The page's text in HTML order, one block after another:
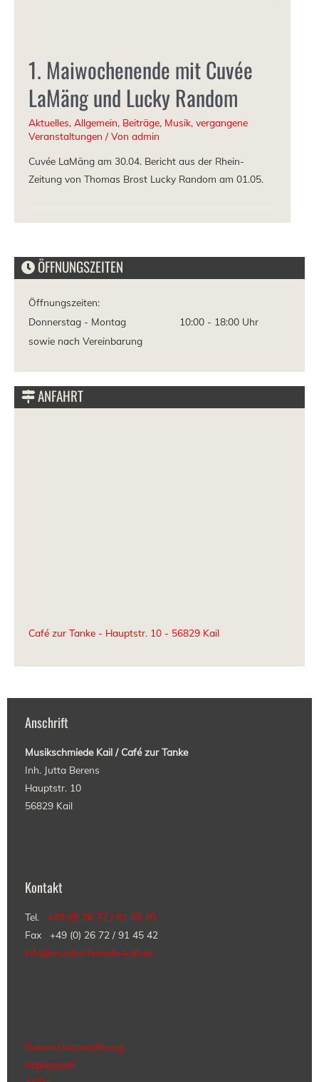
1. Maiwochenende mit Cuvée
LaMäng und Lucky Random
Aktuelles, Allgemein, Beiträge, Musik, vergangene
Veranstaltungen / Von admin
Cuvée LaMäng am 30.04. Bericht aus der Rhein-
Zeitung von Thomas Brost Lucky Random am 01.05.
ÖFFNUNGSZEITEN
Öffnungszeiten:
Donnerstag - Montag
10:00 - 18:00 Uhr
sowie nach Vereinbarung
ANFAHRT
Café zur Tanke - Hauptstr. 10 - 56829 Kail
Anschrift
Musikschmiede Kail / Café zur Tanke
Inh. Jutta Berens
Hauptstr. 10
56829 Kail
Kontakt
Tel. +49 (0) 26 72 / 91 45 40
Fax +49 (0) 26 72 / 91 45 42
info@musikschmiede-kail.de
Datenschutzerklärung
Impressum